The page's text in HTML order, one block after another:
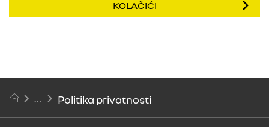
KOLAČIĆI
Politika privatnosti